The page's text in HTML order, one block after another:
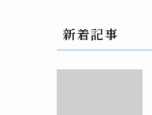
新着記事